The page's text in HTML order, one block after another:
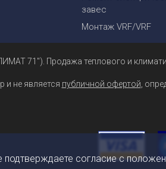
завес
Монтаж VRF/VRF
71"). Продажа теплового и
и не является публичной офертой,
подтверждаете согласие с